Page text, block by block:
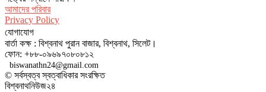
আমাদের পরিবার
Privacy Policy
যোগাযোগ
বার্তা কক্ষ : বিশ্বনাথ পুরান বাজার, বিশ্বনাথ, সিলেট।
ফোন: +৮৮-০৯৬৯৭০৮০৮১২
biswanathn24@gmail.com
© সর্বস্বত্ব স্বত্বাধিকার সংরক্ষিত
বিশ্বনাথনিউজ২৪